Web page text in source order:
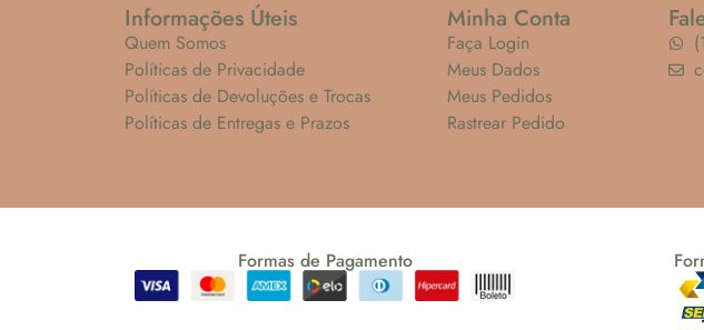
Informações Úteis
Quem Somos
Políticas de Privacidade
Políticas de Devoluções e Trocas
Políticas de Entregas e Prazos
Minha Conta
Faça Login
Meus Dados
Meus Pedidos
Rastrear Pedido
Formas de Pagamento